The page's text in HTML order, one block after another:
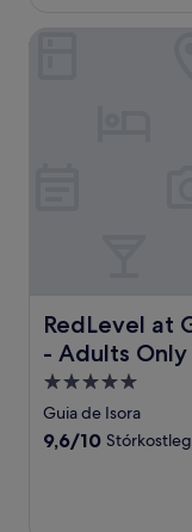
umsagnir)
RedLevel at
- Adults Only
RedLevel at
5.0
stjörnu
gististaður
Guia de Isora
9.6
9,6/10
RedLevel at Gran